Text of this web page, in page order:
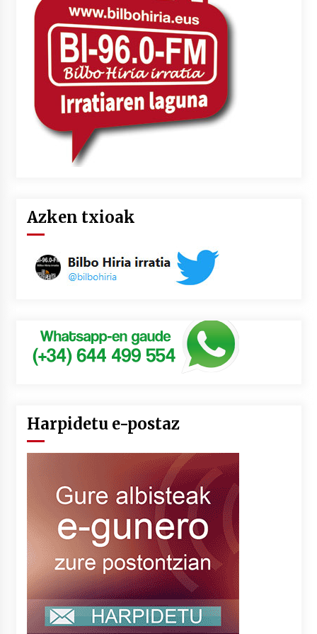
2026/07/03
MUSIBLA #297: Bide, Boards Of Canada, Somak,
Tiga, Twisted Teens, Underscores, Habia
2026/07/02
Azken txioak
Harpidetu e-postaz